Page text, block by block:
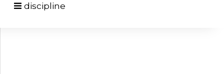
discipline